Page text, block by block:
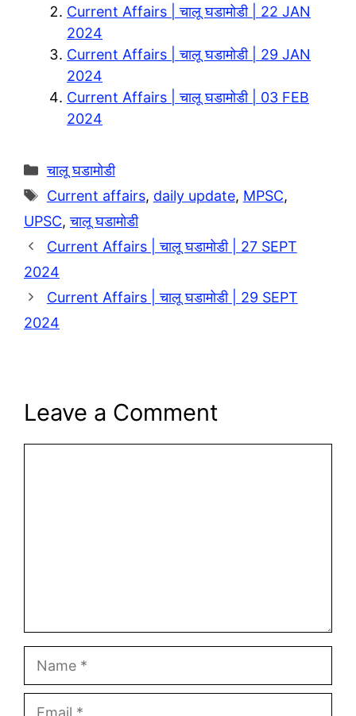
Current Affairs | चालू घडामोडी | 22 JAN
2024
Current Affairs | चालू घडामोडी | 29 JAN
2024
Current Affairs | चालू घडामोडी | 03 FEB
2024
Categories
चालू घडामोडी
Tags
Current affairs, daily update, MPSC,
UPSC,चालू घडामोडी
Current Affairs | चालू घडामोडी | 27 SEPT
2024
Current Affairs | चालू घडामोडी | 29 SEPT
2024
Leave a Comment
Name
Email